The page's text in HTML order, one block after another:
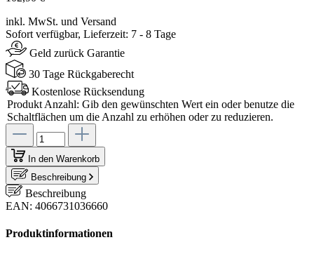
inkl. MwSt. und Versand
Sofort verfügbar, Lieferzeit: 7 - 8 Tage
Geld zurück Garantie
30 Tage Rückgaberecht
Kostenlose Rücksendung
Produkt Anzahl: Gib den gewünschten Wert ein oder benutze die
Schaltflächen um die Anzahl zu erhöhen oder zu reduzieren.
In den Warenkorb
Beschreibung
Beschreibung
EAN: 4066731036660
Produktinformationen